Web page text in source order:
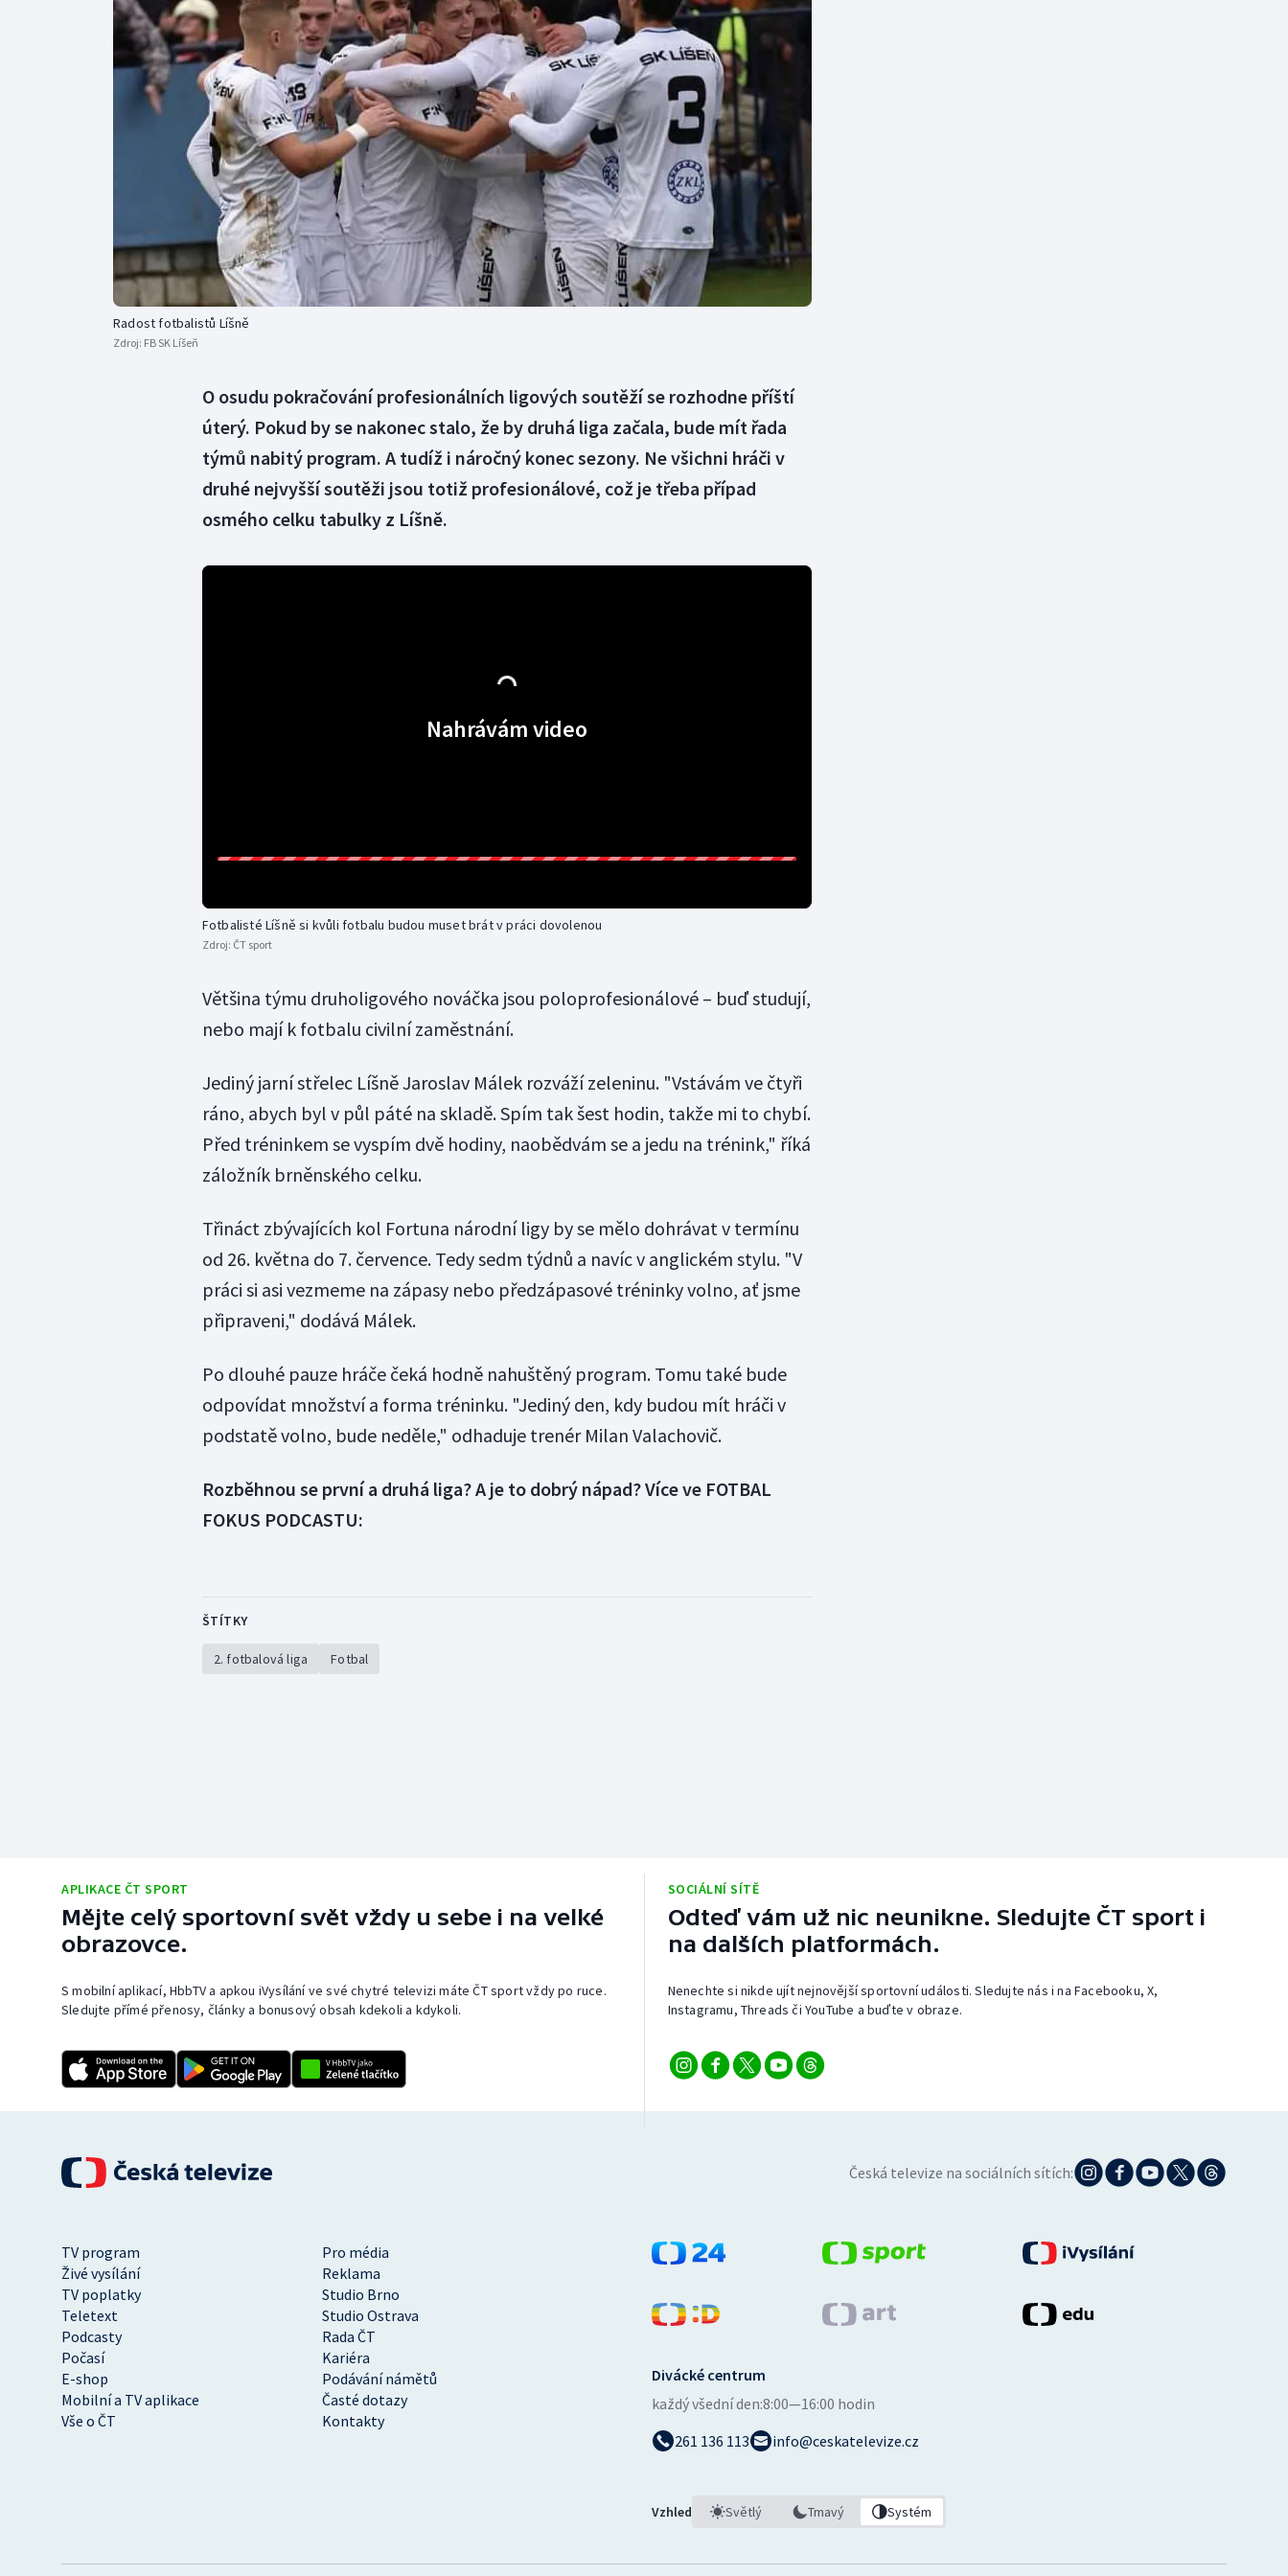
Curling
Dostihy
Florbal
Futsal
Golf
Gymnastika
Moderní pětiboj
Motorsport
Olympijské hry
Parasport
Plavání
Plážový volejbal
Triatlon
Veslování
Vodní slalom
Volejbal
Ostatní
Radost fotbalistů Líšně
Zdroj: FB SK Líšeň
O osudu pokračování profesionálních ligových soutěží se rozhodne příští
úterý. Pokud by se nakonec stalo, že by druhá liga začala, bude mít řada
týmů nabitý program. A tudíž i náročný konec sezony. Ne všichni hráči v
druhé nejvyšší soutěži jsou totiž profesionálové, což je třeba případ
osmého celku tabulky z Líšně.
Nahrávám video
Fotbalisté Líšně si kvůli fotbalu budou muset brát v práci dovolenou
Zdroj: ČT sport
Většina týmu druholigového nováčka jsou poloprofesionálové – buď studují,
nebo mají k fotbalu civilní zaměstnání.
Jediný jarní střelec Líšně Jaroslav Málek rozváží zeleninu. "Vstávám ve čtyři
ráno, abych byl v půl páté na skladě. Spím tak šest hodin, takže mi to chybí.
Před tréninkem se vyspím dvě hodiny, naobědvám se a jedu na trénink," říká
záložník brněnského celku.
Třináct zbývajících kol Fortuna národní ligy by se mělo dohrávat v termínu
od 26. května do 7. července. Tedy sedm týdnů a navíc v anglickém stylu. "V
práci si asi vezmeme na zápasy nebo předzápasové tréninky volno, ať jsme
připraveni," dodává Málek.
Po dlouhé pauze hráče čeká hodně nahuštěný program. Tomu také bude
odpovídat množství a forma tréninku. "Jediný den, kdy budou mít hráči v
podstatě volno, bude neděle," odhaduje trenér Milan Valachovič.
Rozběhnou se první a druhá liga? A je to dobrý nápad? Více ve FOTBAL
FOKUS PODCASTU:
ŠTÍTKY
2. fotbalová liga Fotbal
APLIKACE ČT SPORT
Mějte celý sportovní svět vždy u sebe i na velké
obrazovce.
S mobilní aplikací, HbbTV a apkou iVysílání ve své chytré televizi máte ČT sport vždy po ruce.
Sledujte přímé přenosy, články a bonusový obsah kdekoli a kdykoli.
SOCIÁLNÍ SÍTĚ
Odteď vám už nic neunikne. Sledujte ČT sport i
na dalších platformách.
Nenechte si nikde ujít nejnovější sportovní události. Sledujte nás i na Facebooku, X,
Instagramu, Threads či YouTube a buďte v obraze.
Česká televize na sociálních sítích:
TV program
Pro média
Živé vysílání
Reklama
TV poplatky
Studio Brno
Teletext
Studio Ostrava
Podcasty
Rada ČT
Počasí
Kariéra
E-shop
Podávání námětů
Mobilní a TV aplikace
Časté dotazy
Vše o ČT
Kontakty
Divácké centrum
každý všední den:8:00—16:00 hodin
261 136 113
info@ceskatelevize.cz
Vzhled Světlý Tmavý Systém